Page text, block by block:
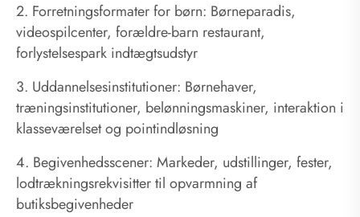
2. Forretningsformater for børn: Børneparadis,
videospilcenter, forældre-barn restaurant,
forlystelsespark indtægtsudstyr
3. Uddannelsesinstitutioner: Børnehaver,
træningsinstitutioner, belønningsmaskiner, interaktion i
klasseværelset og pointindløsning
4. Begivenhedsscener: Markeder, udstillinger, fester,
lodtrækningsrekvisitter til opvarmning af
butiksbegivenheder